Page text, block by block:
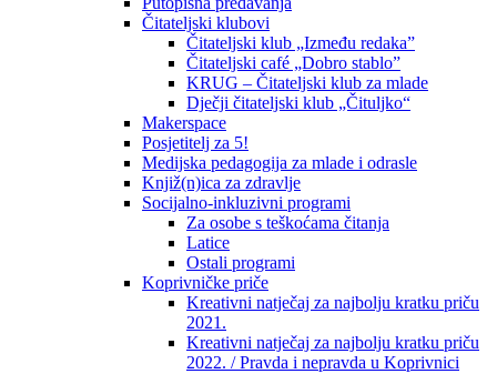
Čitateljski klubovi
Čitateljski klub „Između redaka”
Čitateljski café „Dobro stablo”
KRUG – Čitateljski klub za mlade
Dječji čitateljski klub „Čituljko“
Makerspace
Posjetitelj za 5!
Medijska pedagogija za mlade i odrasle
Knjiž(n)ica za zdravlje
Socijalno-inkluzivni programi
Za osobe s teškoćama čitanja
Latice
Ostali programi
Koprivničke priče
Kreativni natječaj za najbolju kratku priču
2021.
Kreativni natječaj za najbolju kratku priču
2022. / Pravda i nepravda u Koprivnici